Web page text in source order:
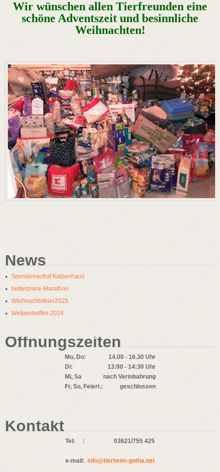
Wir wünschen allen Tierfreunden eine
schöne Adventszeit und besinnliche
Weihnachten!
News
Spendenaufruf Katzenhaus
betterplace-Marathon
Weihnachtsfeier2025
Welpentreffen 2024
Öffnungszeiten
Mo, Do:
14.00 - 16.30 Uhr
Di:
13:00 - 14:30 Uhr
Mi, Sa
nach Verinbahrung
Fr, So, Feiert.:
geschlossen
Kontakt
Tel: : 03621/755 425
e-mail : info@tierheim-gotha.net